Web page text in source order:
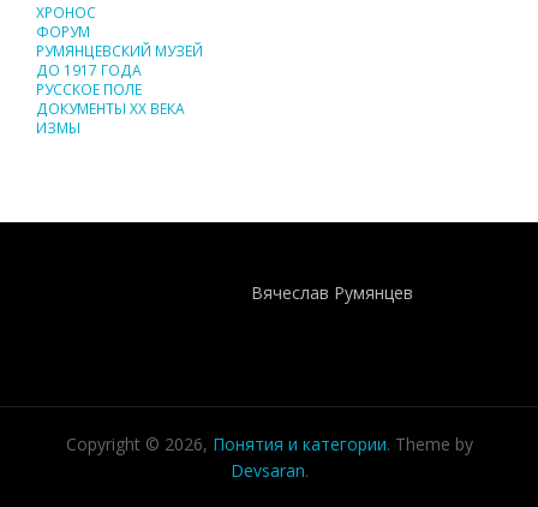
ХРОНОС
ФОРУМ
РУМЯНЦЕВСКИЙ МУЗЕЙ
ДО 1917 ГОДА
РУССКОЕ ПОЛЕ
ДОКУМЕНТЫ XX ВЕКА
ИЗМЫ
Вячеслав Румянцев
Copyright © 2026, Понятия и категории. Theme by
Devsaran.